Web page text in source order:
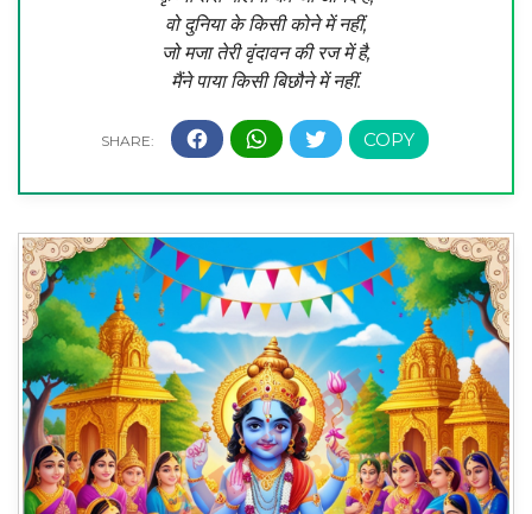
वो दुनिया के किसी कोने में नहीं,
जो मजा तेरी वृंदावन की रज में है,
मैंने पाया किसी बिछौने में नहीं.